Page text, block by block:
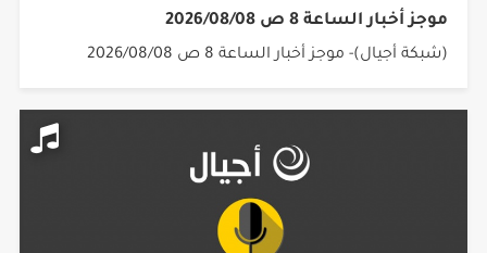
موجز أخبار الساعة 8 ص 2026/08/08
(شبكة أجيال)- موجز أخبار الساعة 8 ص 2026/08/08